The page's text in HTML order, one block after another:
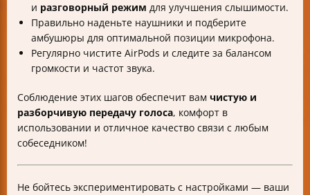
и разговорный режим для улучшения слышимости.
Правильно наденьте наушники и подберите
амбушюры для оптимальной позиции микрофона.
Регулярно чистите AirPods и следите за балансом
громкости и частот звука.
Соблюдение этих шагов обеспечит вам чистую и
разборчивую передачу голоса, комфорт в
использовании и отличное качество связи с любым
собеседником!
Не бойтесь экспериментировать с настройками — ваши